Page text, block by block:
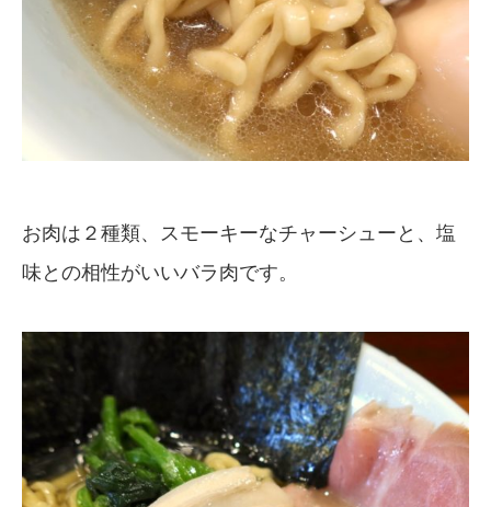
お肉は２種類、スモーキーなチャーシューと、塩
味との相性がいいバラ肉です。